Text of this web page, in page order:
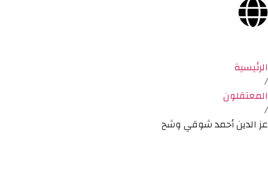
الرئيسية
/
المعتقلون
/
عز الدين أحمد شوقي وشح